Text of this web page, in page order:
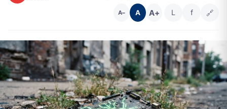
A− A A+ L f 🔗